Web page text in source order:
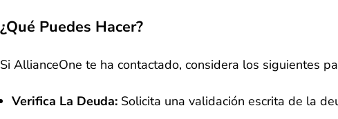
¿Qué Puedes Hacer?
Si AllianceOne te ha contactado, considera los siguientes
Verifica La Deuda: Solicita una validación escrita de la